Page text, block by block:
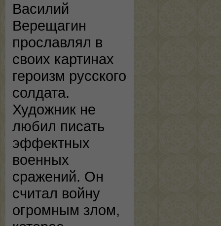
Василий
Верещагин
прославлял в
своих картинах
героизм русского
солдата.
Художник не
любил писать
эффектных
военных
сражений. Он
считал войну
огромным злом,